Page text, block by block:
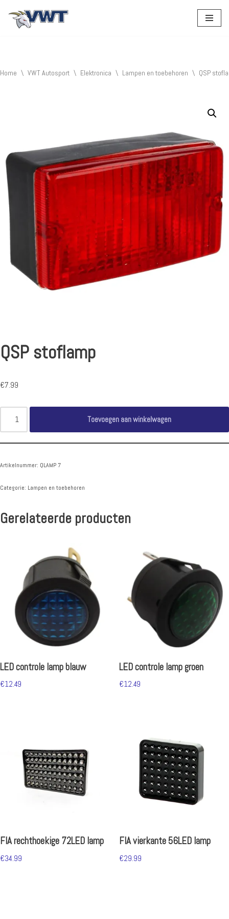
Home \ VWT Autosport \ Elektronica \ Lampen en toebehoren \ QSP
QSP stoflamp
€7.99
Toevoegen aan winkelwagen
Artikelnummer: QLAMP 7
Categorie: Lampen en toebehoren
Gerelateerde producten
LED controle lamp blauw
€12.49
LED controle lamp groen
€12.49
FIA rechthoekige 72LED lamp
€34.99
FIA vierkante 56LED lamp
€29.99